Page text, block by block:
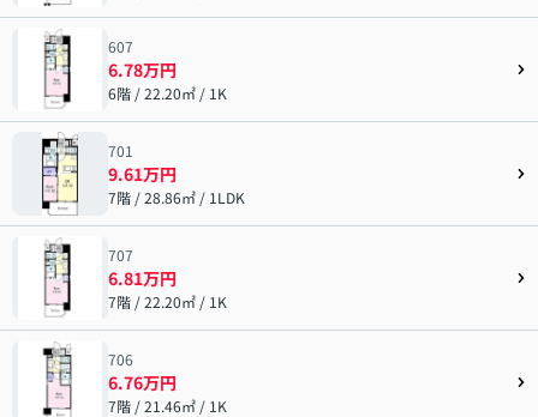
607
6.78万円
6階 / 22.20㎡ / 1K
701
9.61万円
7階 / 28.86㎡ / 1LDK
707
6.81万円
7階 / 22.20㎡ / 1K
706
6.76万円
7階 / 21.46㎡ / 1K